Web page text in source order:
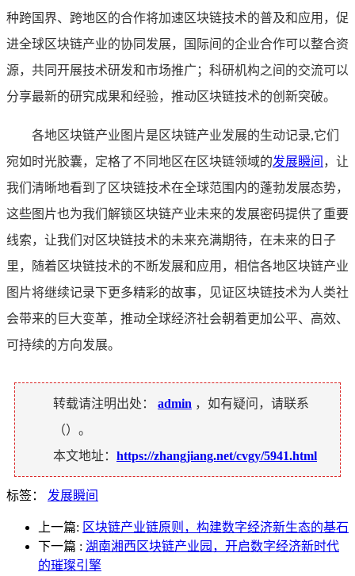
种跨国界、跨地区的合作将加速区块链技术的普及和应用，促
进全球区块链产业的协同发展，国际间的企业合作可以整合资
源，共同开展技术研发和市场推广；科研机构之间的交流可以
分享最新的研究成果和经验，推动区块链技术的创新突破。
各地区块链产业图片是区块链产业发展的生动记录,它们
宛如时光胶囊，定格了不同地区在区块链领域的发展瞬间 ，让
我们清晰地看到了区块链技术在全球范围内的蓬勃发展态势，
这些图片也为我们解锁区块链产业未来的发展密码提供了重要
线索，让我们对区块链技术的未来充满期待，在未来的日子
里，随着区块链技术的不断发展和应用，相信各地区块链产业
图片将继续记录下更多精彩的故事，见证区块链技术为人类社
会带来的巨大变革，推动全球经济社会朝着更加公平、高效、
可持续的方向发展。
转载请注明出处： admin ，如有疑问，请联系
（）。
本文地址： https://zhangjiang.net/cvgy/5941.html
标签： 发展瞬间
上一篇: 区块链产业链原则，构建数字经济新生态的基石
下一篇 : 湖南湘西区块链产业园，开启数字经济新时代
的璀璨引擎